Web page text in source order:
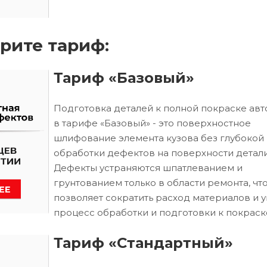
тариф:
Тариф «Базовый»
Подготовка деталей к полной покраске
в тарифе «Базовый» - это поверхностное
шлифование элемента кузова без глубокой
обработки дефектов на поверхности
Дефекты устраняются шпатлеванием и
грунтованием только в области ремонта, что
позволяет сократить расход материалов и
процесс обработки и подготовки к
Тариф «Стандартный»